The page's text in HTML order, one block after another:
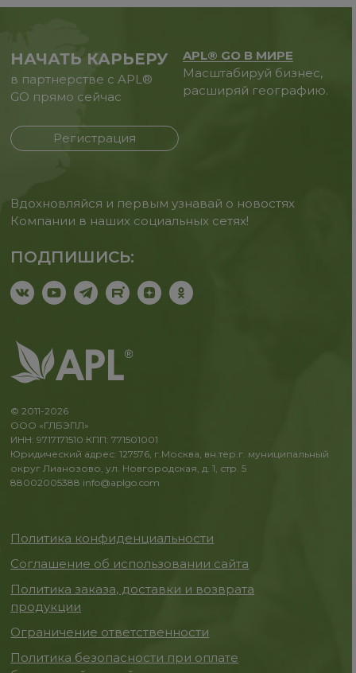
НАЧАТЬ КАРЬЕРУ
в партнерстве с APL®
GO прямо сейчас
Регистрация
APL® GO В МИРЕ
Масштабируй бизнес,
расширяй географию.
Вдохновляйся и первым узнавай о новостях
Компании в наших социальных сетях!
ПОДПИШИСЬ:
© 2011-2026
ООО «ГЛБЭПЛ»
ИНН: 9717171510 КПП: 771501001
Юридический адрес: 127576, г.Москва, вн.тер.г. муниципальный
округ Лианозово, ул. Новгородская, д. 1, стр. 5
88002005388 info@aplgo.com
Политика конфиденциальности
Соглашение об использовании сайта
Политика заказа, доставки и возврата
продукции
Ограничение ответственности
Политика безопасности при оплате